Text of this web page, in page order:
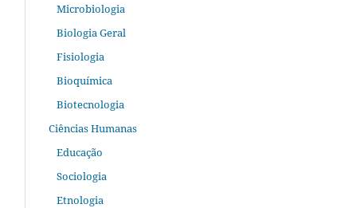
Microbiologia
Biologia Geral
Fisiologia
Bioquímica
Biotecnologia
Ciências Humanas
Educação
Sociologia
Etnologia